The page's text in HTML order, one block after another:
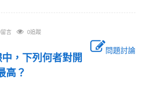
言 0追蹤
問題討論
，下列何者對開
高？